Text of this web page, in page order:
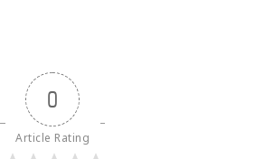
0
Article Rating